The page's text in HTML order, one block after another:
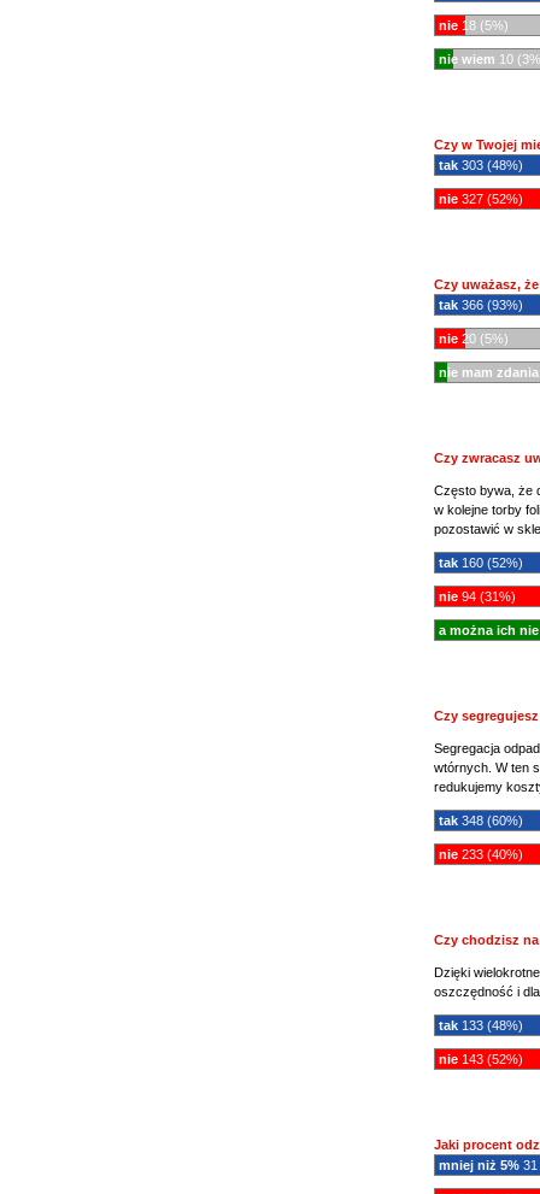
nie 18 (5%)
nie wiem 10
Czy w Twojej
tak 303 (48%)
nie 327 (52%)
Czy uważasz,
tak 366 (93%)
nie 20 (5%)
nie mam zdania
Czy zwracasz
Często bywa, że
w kolejne torby
pozostawić w
tak 160 (52%)
nie 94 (31%)
a można ich
Czy
Segregacja
wtórnych. W ten
redukujemy
tak 348 (60%)
nie 233 (40%)
Czy chodzisz
Dzięki
oszczędność i
tak 133 (48%)
nie 143 (52%)
Jaki procent
mniej niż 5%